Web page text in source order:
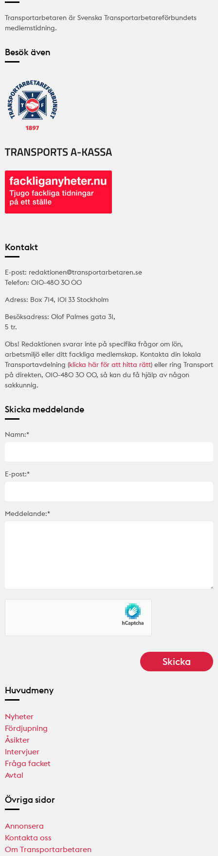
Transportarbetaren är Svenska Transportarbetareförbundets
medlemstidning.
Besök även
Kontakt
E-post: redaktionen@transportarbetaren.se
Telefon: 010-480 30 00
Adress: Box 714, 101 33 Stockholm
Besöksadress: Olof Palmes gata 31,
5 tr.
Obs! Redaktionen svarar inte på specifika frågor om lön,
arbetsmiljö eller ditt fackliga medlemskap. Kontakta din lokala
Transportavdelning (klicka här för att hitta rätt) eller ring Transport
på direkten, 010-480 30 00, så kan du få hjälp av någon
sakkunnig.
Skicka meddelande
Namn:*
E-post:*
Meddelande:*
Huvudmeny
Nyheter
Fördjupning
Åsikter
Intervjuer
Fråga facket
Avtal
Övriga sidor
Annonsera
Kontakta oss
Om Transportarbetaren